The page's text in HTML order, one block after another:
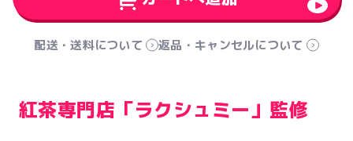
配送・送料について 返品・キャンセルについて
紅茶専門店「ラクシュミー」監修